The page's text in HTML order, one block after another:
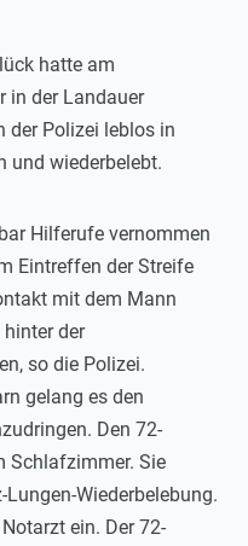
hatte am
in der Landauer
der Polizei leblos in
und wiederbelebt.
Hilferufe vernommen
Eintreffen der Streife
mit dem Mann
hinter der
so die Polizei.
gelang es den
Den 72-
Schlafzimmer. Sie
Wiederbelebung.
ein. Der 72-